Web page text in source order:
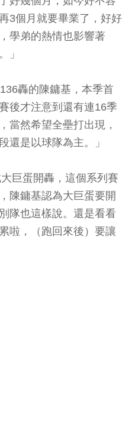
3個月就要畢業了，好好
學弟的熱情也影響著
」
轟的陳鏞基，本季首
後才注意到還有連16季
當然希望全壘打出現，
還是以球隊為主。」
巨蛋開轟，這個系列賽
陳鏞基認為大巨蛋要開
隊也這樣說。還是看看
啦，（跑回來後）要讓